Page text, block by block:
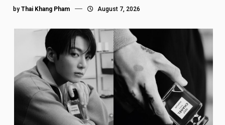
by Thai Khang Pham August 7, 2026